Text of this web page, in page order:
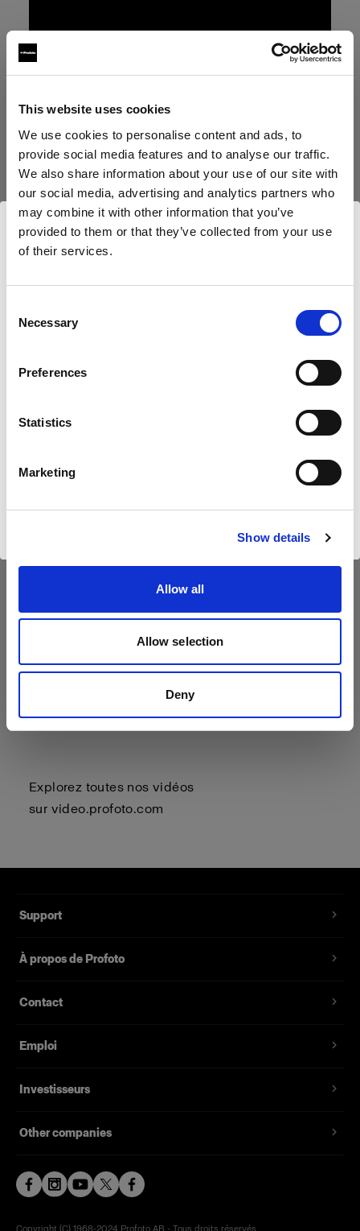
This website uses cookies
We use cookies to personalise content and ads, to
provide social media features and to analyse our traffic.
We also share information about your use of our site with
our social media, advertising and analytics partners who
may combine it with other information that you’ve
provided to them or that they’ve collected from your use
of their services.
Selection
Necessary
Preferences
Statistics
Marketing
Show details
Allow all
Allow selection
Deny
Nouspensons
Croatia
Langue
Deux flashes en un
Dans cet épisode de Geared Up, Chris vous
façonneurs de lumière dont vous avez besoin et
Archives
Vous avez manqué nos épisodes précédents ?
Parcourez les archives et visionnez-les à votre
guise.
Explorez toutes nos vidéos
sur video.profoto.com
Support
À propos de Profoto
Contact
Emploi
Investisseurs
Other companies
Copyright (C) 1968-2024 Profoto AB - Tous droits réservés.